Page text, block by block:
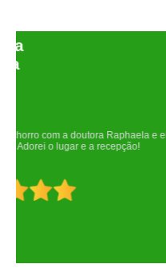
Um lugar maravilhoso.